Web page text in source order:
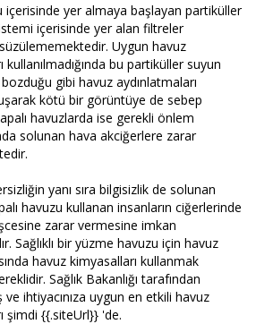
içerisinde yer almaya başlayan partiküller
içerisinde yer alan filtreler
Uygun havuz
kullanılmadığında bu partiküller suyun
bozduğu gibi havuz aydınlatmaları
kötü bir görüntüye de sebep
havuzlarda ise gerekli önlem
solunan hava akciğerlere zarar
yanı sıra bilgisizlik de solunan
havuzu kullanan insanların ciğerlerinde
zarar vermesine imkan
Sağlıklı bir yüzme havuzu için havuz
havuz kimyasalları kullanmak
Sağlık Bakanlığı tarafından
ve ihtiyacınıza uygun en etkili havuz
şimdi {{.siteUrl}} 'de.